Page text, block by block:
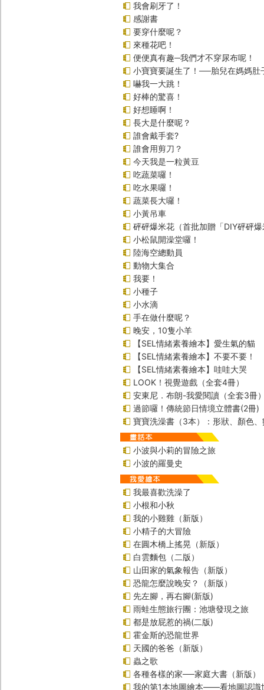
我會刷牙了！
感謝書
要穿什麼呢？
來種花吧！
便便真有趣─我們才不穿尿布呢！
小寶寶要誕生了！──胎兒在媽媽肚
嚇我一大跳！
好棒的驚喜！
好想睡啊！
長大是什麼呢？
誰會戴手套?
誰會用剪刀？
今天我是一粒黃豆
吃蔬菜囉！
吃水果囉！
蔬菜長大囉！
小黃吊車
砰砰爆米花（首批加贈「DIY砰砰
小松鼠開澡堂囉！
陸海空總動員
動物大集合
我要！
小種子
小水滴
手在做什麼呢？
晚安，10隻小羊
【SEL情緒素養繪本】愛生氣的貓
【SEL情緒素養繪本】不要不要！
【SEL情緒素養繪本】哇哇大哭
LOOK！視覺遊戲（全套4冊）
安東尼．布朗-我愛閱讀（全套3冊
過節囉！傳統節日情境立體書(2冊)
寶寶洗澡書（3本）：形狀、顏色、
小波與小莉的冒險之旅
小波的羅曼史
我最喜歡洗澡了
小根和小秋
我的小雞雞（新版）
小精子的大冒險
在圓木橋上搖晃（新版）
白雲麵包（二版）
山田家的氣象報告（新版）
恐龍怎麼說晚安？（新版）
先左腳，再右腳(新版)
雨蛙生態旅行團：池塘發現之旅
都是放屁惹的禍(二版)
霍金斯的恐龍世界
天國的爸爸（新版）
蟲之歌
各種各樣的家──家庭大書（新版）
我的第1本地圖繪本――看地圖認識